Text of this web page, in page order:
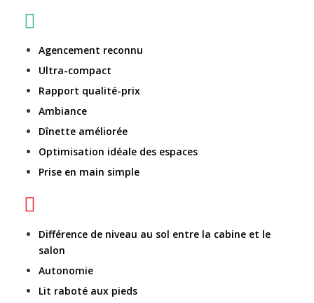
Agencement reconnu
Ultra-compact
Rapport qualité-prix
Ambiance
Dînette améliorée
Optimisation idéale des espaces
Prise en main simple
Différence de niveau au sol entre la cabine et le
salon
Autonomie
Lit raboté aux pieds